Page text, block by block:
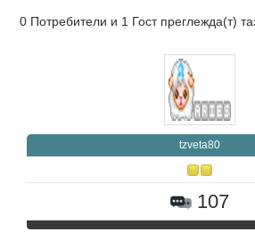
0 Потребители и 1 Гост преглежда(т)
tzveta80
107